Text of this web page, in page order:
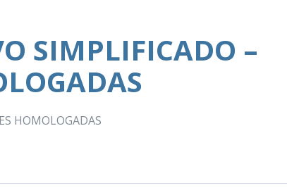
SIMPLIFICADO –
HOMOLOGADAS